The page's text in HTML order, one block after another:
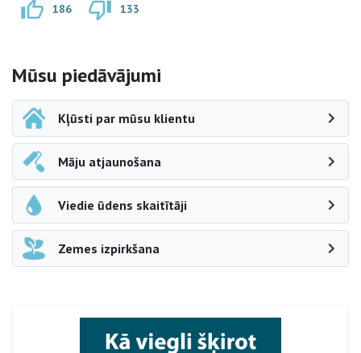
186 133
Sāna navigācija
Mūsu piedāvājumi
Kļūsti par mūsu klientu
Māju atjaunošana
Viedie ūdens skaitītāji
Zemes izpirkšana